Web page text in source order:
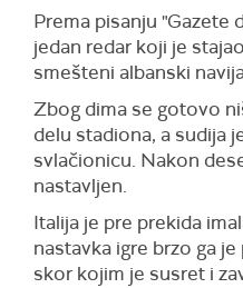
Prema pisanju "Gazete
jedan redar koji je
smešteni albanski
Zbog dima se gotovo
delu stadiona, a sudija
svlačionicu. Nakon
nastavljen.
Italija je pre prekida
nastavka igre brzo ga
skor kojim je susret i